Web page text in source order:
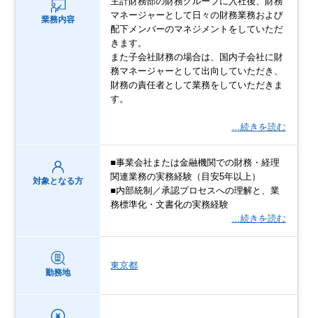
業務内容
マネージャーとして日々の財務業務および
配下メンバーのマネジメントをしていただ
きます。
また子会社財務の場合は、国内子会社に財
務マネージャーとして出向していただき、
財務の責任者として業務をしていただきま
す。
…続きを読む
対象となる方
■事業会社または金融機関での財務・経理
関連業務の実務経験（目安5年以上）
■内部統制／承認プロセスへの理解と、業
務標準化・文書化の実務経験
…続きを読む
勤務地
東京都